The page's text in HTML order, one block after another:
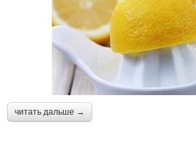
читать дальше →